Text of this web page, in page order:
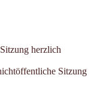
herzlich
Sitzung